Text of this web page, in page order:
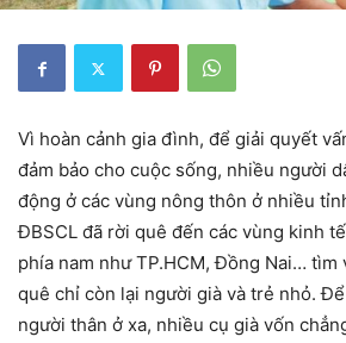
Vì hoàn cảnh gia đình, để giải quyết
đảm bảo cho cuộc sống, nhiều người
động ở các vùng nông thôn ở nhiều
ĐBSCL đã rời quê đến các vùng kinh
phía nam như TP.HCM, Đồng Nai… tìm
quê chỉ còn lại người già và trẻ nhỏ.
người thân ở xa, nhiều cụ già vốn